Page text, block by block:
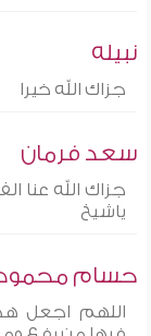
نبيله
جزاك الله خيرا
سعد فرمان
جزاك الله عنا
ياشيخ
حسام
اللهم اجعل